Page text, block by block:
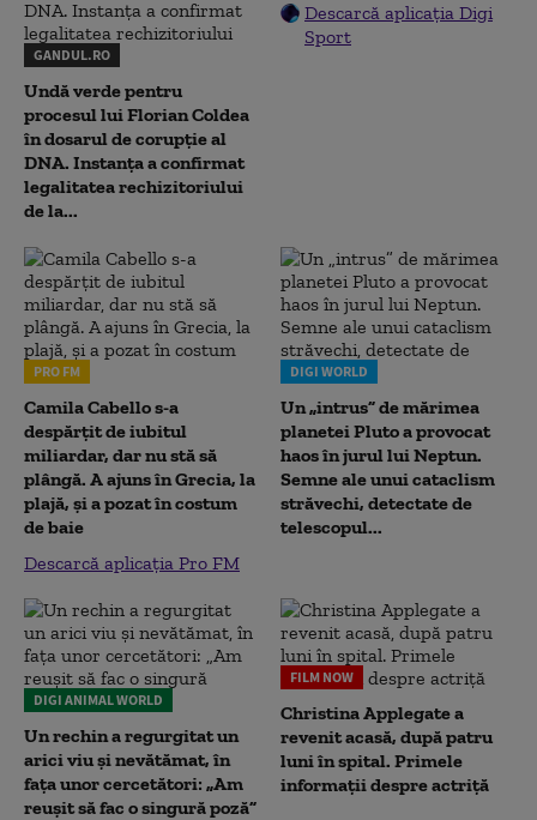
GANDUL.RO
Undă verde pentru
procesul lui Florian Coldea
în dosarul de corupție al
DNA. Instanța a confirmat
legalitatea rechizitoriului
de la...
Descarcă aplicația Digi
Sport
PRO FM
Camila Cabello s-a
despărțit de iubitul
miliardar, dar nu stă să
plângă. A ajuns în Grecia, la
plajă, și a pozat în costum
de baie
Descarcă aplicația Pro FM
DIGI WORLD
Un „intrus” de mărimea
planetei Pluto a provocat
haos în jurul lui Neptun.
Semne ale unui cataclism
străvechi, detectate de
telescopul...
DIGI ANIMAL WORLD
Un rechin a regurgitat un
arici viu și nevătămat, în
fața unor cercetători: „Am
reușit să fac o singură poză”
FILM NOW
Christina Applegate a
revenit acasă, după patru
luni în spital. Primele
informații despre actriță